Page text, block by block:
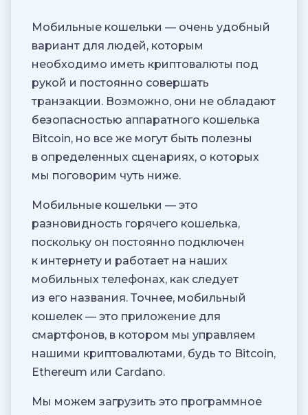
Мобильные кошельки — очень удобный
вариант для людей, которым
необходимо иметь криптовалюты под
рукой и постоянно совершать
транзакции. Возможно, они не обладают
безопасностью аппаратного кошелька
Bitcoin, но все же могут быть полезны
в определенных сценариях, о которых
мы поговорим чуть ниже.
Мобильные кошельки — это
разновидность горячего кошелька,
поскольку он постоянно подключен
к интернету и работает на наших
мобильных телефонах, как следует
из его названия. Точнее, мобильный
кошелек — это приложение для
смартфонов, в котором мы управляем
нашими криптовалютами, будь то Bitcoin,
Ethereum или Cardano.
Мы можем загрузить это программное